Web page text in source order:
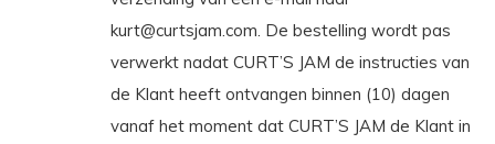
kurt@curtsjam.com. De bestelling wordt pas
verwerkt nadat CURT’S JAM de instructies van
de Klant heeft ontvangen binnen (10) dagen
vanaf het moment dat CURT’S JAM de Klant in